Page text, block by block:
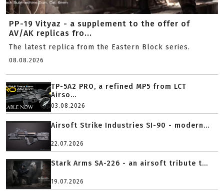
PP-19 Vityaz - a supplement to the offer of
AV/AK replicas fro...
The latest replica from the Eastern Block series.
08.08.2026
TP-5A2 PRO, a refined MP5 from LCT
Airso...
03.08.2026
Airsoft Strike Industries SI-90 - modern...
22.07.2026
Stark Arms SA-226 - an airsoft tribute t...
19.07.2026